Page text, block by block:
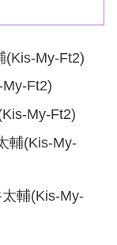
(Kis-My-Ft2)
Ft2)
My-Ft2)
輔(Kis-My-
輔(Kis-My-